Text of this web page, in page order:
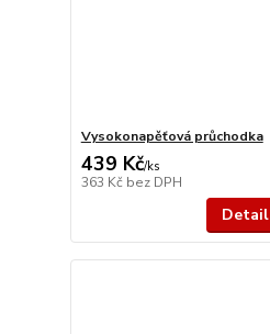
Vysokonapěťová průchodka
439 Kč/ks
363 Kč bez DPH
Detail